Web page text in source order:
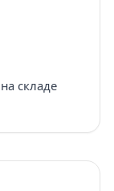
складе